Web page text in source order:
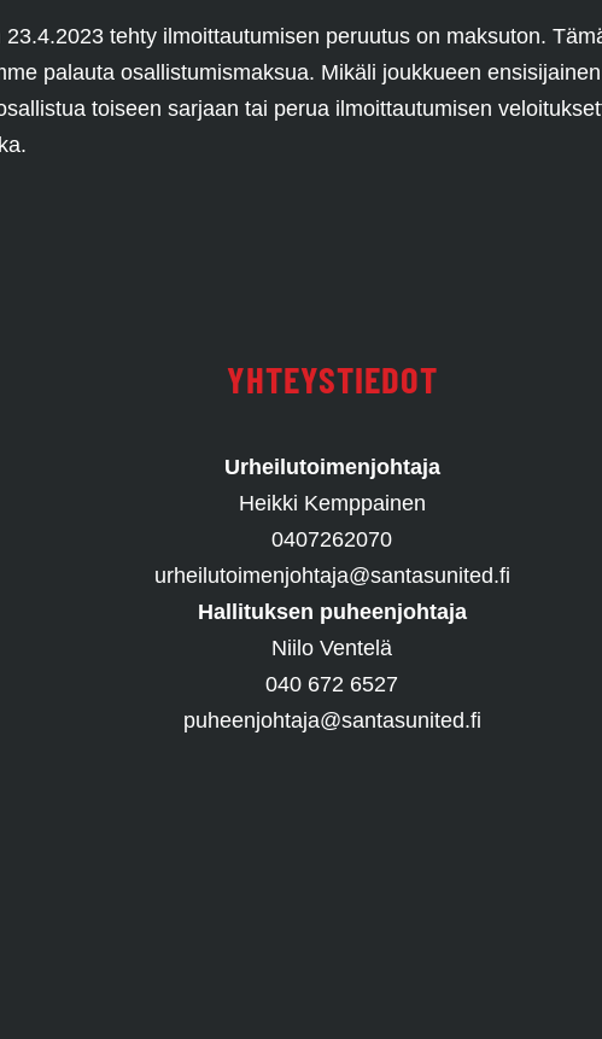
tehty ilmoittautumisen peruutus on maksuton.
palauta osallistumismaksua. Mikäli joukkueen ensisijainen
toiseen sarjaan tai perua ilmoittautumisen
YHTEYSTIEDOT
Urheilutoimenjohtaja
Heikki Kemppainen
0407262070
urheilutoimenjohtaja@santasunited.fi
Hallituksen puheenjohtaja
Niilo Ventelä
040 672 6527
puheenjohtaja@santasunited.fi